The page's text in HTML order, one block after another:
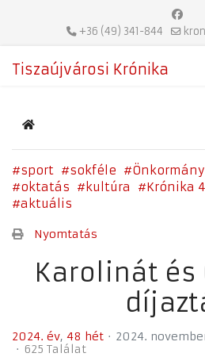
+36 (49) 341-844
Tiszaújvárosi Krónika
Home
sport sokféle
oktatás
kultúra Krónika
aktuális
Nyomtatás
Karolinát és
2024. év 48 hét
2024.
625 Találat